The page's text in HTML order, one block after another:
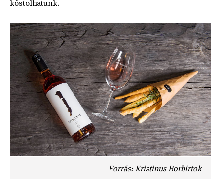
kóstolhatunk.
Forrás: Kristinus Borbirtok